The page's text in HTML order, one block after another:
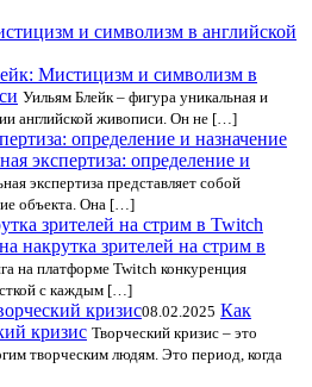
Мистицизм и символизм в
Уильям Блейк – фигура уникальная и
английской живописи. Он не […]
экспертиза: определение и
экспертиза представляет собой
объекта. Она […]
накрутка зрителей на стрим в
на платформе Twitch конкуренция
с каждым […]
08.02.2025 Как
кризис Творческий кризис – это
творческим людям. Это период, когда